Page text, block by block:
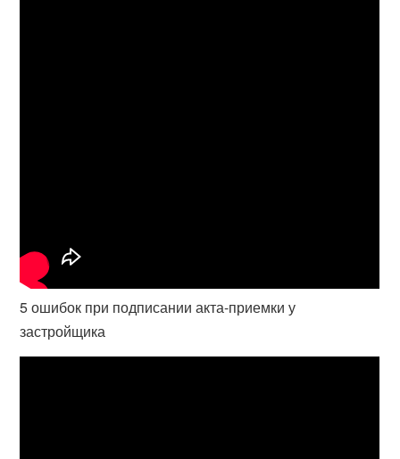
5 ошибок при подписании акта-приемки у
застройщика